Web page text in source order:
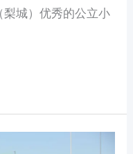
梨城）优秀的公立小